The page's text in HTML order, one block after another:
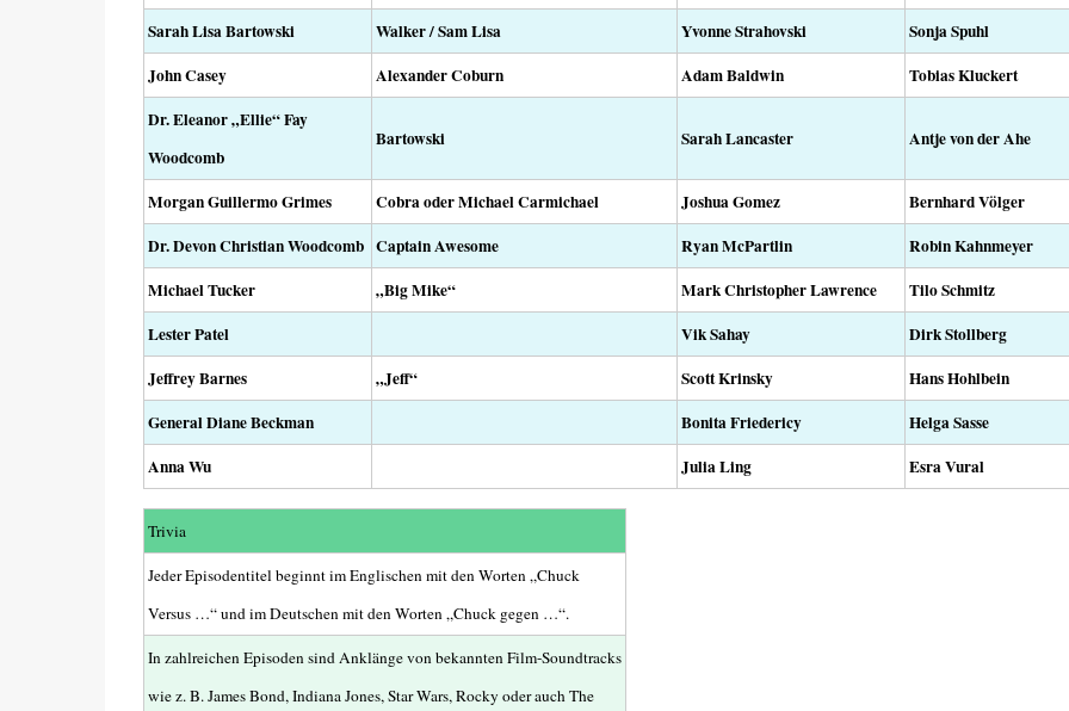
Sarah Lisa Bartowski Walker / Sam Lisa Yvonne Strahovski
Sonja Spuhl
John Casey
Alexander Coburn Adam Baldwin
Tobias Kluckert
Dr. Eleanor „Ellie“ Fay
Woodcomb
Bartowski Sarah Lancaster Antje von der Ahe
Morgan Guillermo Grimes Cobra oder Michael Carmichael Joshua Gomez
Bernhard Völger
Dr. Devon Christian Woodcomb Captain Awesome Ryan McPartlin
Robin Kahnmeyer
Michael Tucker
„Big Mike“ Mark Christopher Lawrence
Tilo Schmitz
Lester Patel
Vik Sahay
Dirk Stollberg
Jeffrey Barnes
„Jeff“ Scott Krinsky
Hans Hohlbein
General Diane Beckman
Bonita Friedericy
Helga Sasse
Anna Wu
Julia Ling Esra Vural
Trivia
Jeder Episodentitel beginnt im Englischen mit den Worten „Chuck
Versus …“ und im Deutschen mit den Worten „Chuck gegen …“.
In zahlreichen Episoden sind Anklänge von bekannten Film-Soundtracks
wie z. B. James Bond, Indiana Jones, Star Wars, Rocky oder auch The